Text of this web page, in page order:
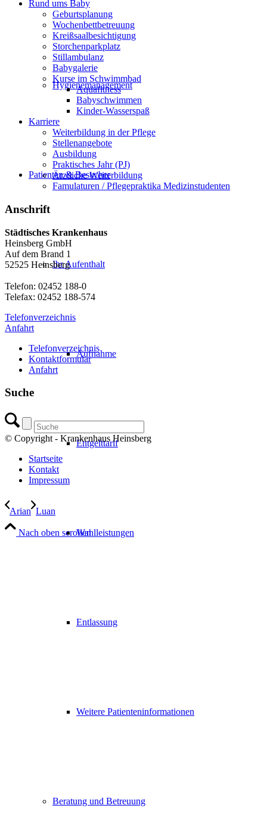
Hygienemanagement
Patienten & Besucher
Ihr Aufenthalt
Aufnahme
Entgelttarif
Wahlleistungen
Entlassung
Weitere Patienteninformationen
Beratung und Betreuung
Rund ums Baby
Geburtsplanung
Wochenbettbetreuung
Kreißsaalbesichtigung
Storchenparkplatz
Stillambulanz
Babygalerie
Kurse im Schwimmbad
Aquafitness
Babyschwimmen
Kinder-Wasserspaß
Karriere
Weiterbildung in der Pflege
Stellenangebote
Ausbildung
Praktisches Jahr (PJ)
Ärztliche Weiterbildung
Famulaturen / Pflegepraktika Medizinstudenten
Anschrift
Städtisches Krankenhaus
Heinsberg GmbH
Auf dem Brand 1
52525 Heinsberg
Telefon: 02452 188-0
Telefax: 02452 188-574
Telefonverzeichnis
Anfahrt
Telefonverzeichnis
Kontaktformular
Anfahrt
Suche
© Copyright - Krankenhaus Heinsberg
Startseite
Kontakt
Impressum
Arian Luan
Nach oben scrollen